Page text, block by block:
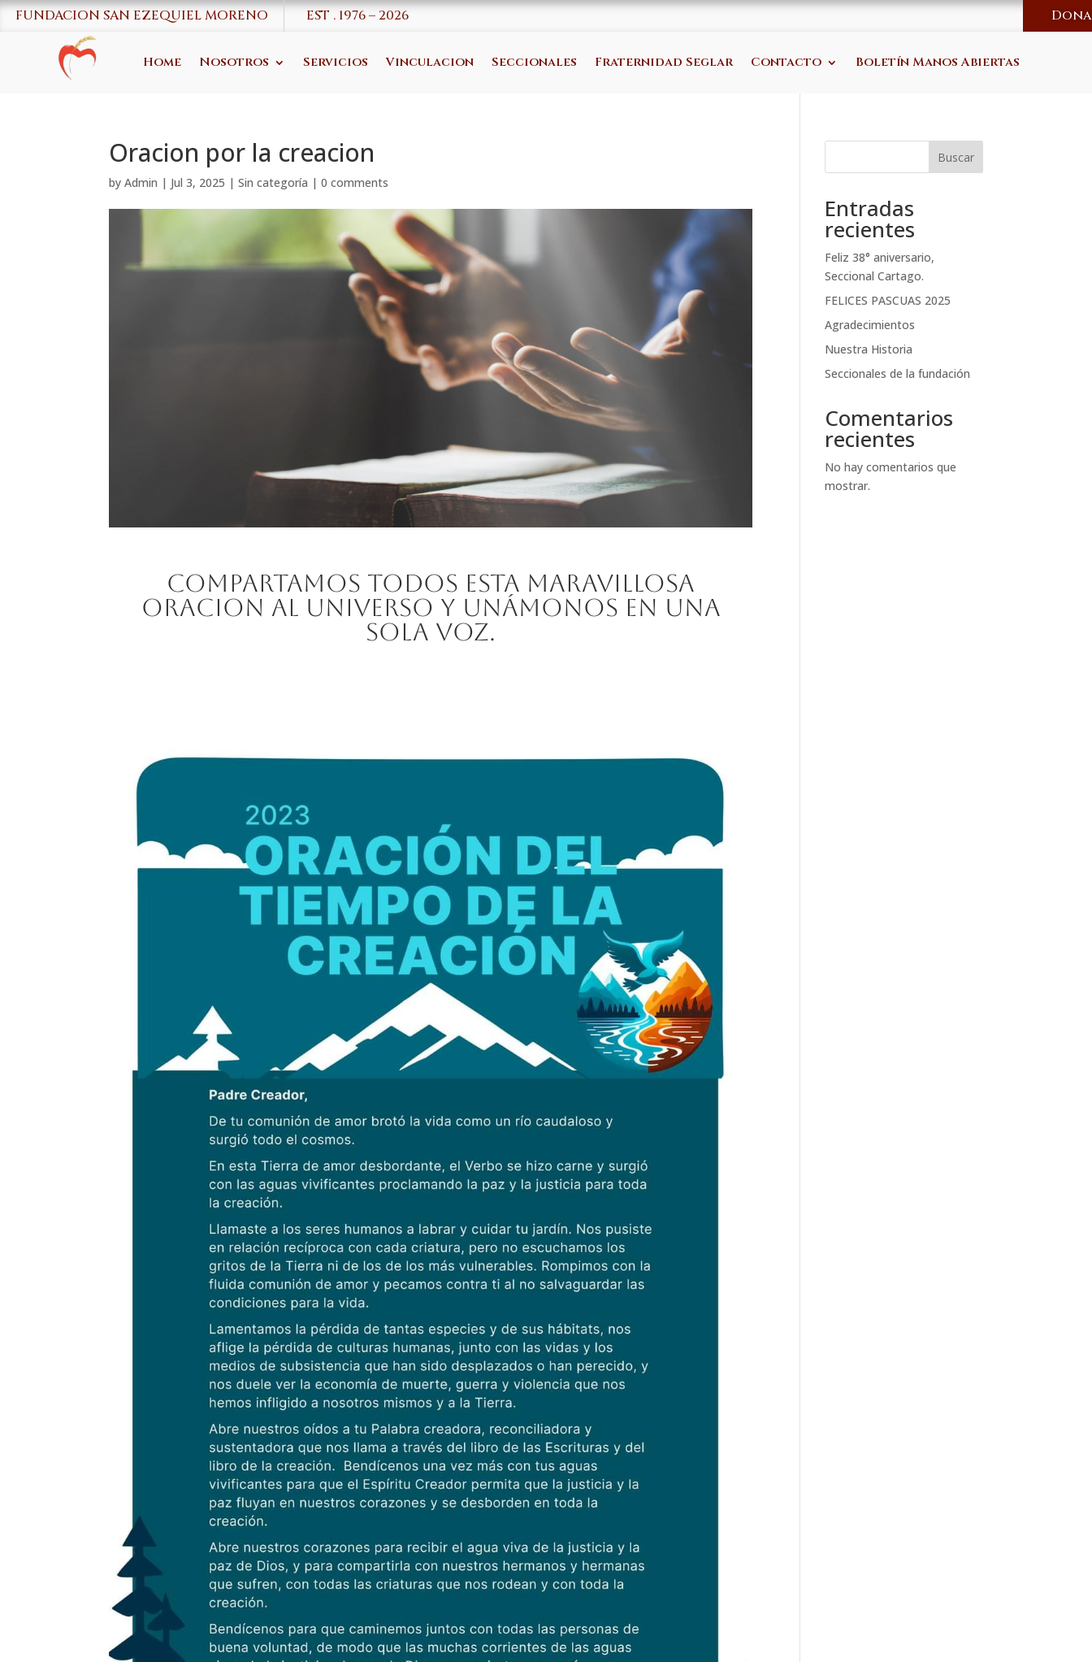
FUNDACION SAN EZEQUIEL MORENO EST . 1976 – 2026
Home Nosotros Servicios Vinculacion Seccionales Fraternidad Seglar Contacto Boletín Manos Abiertas
Oracion por la creacion
byAdmin | Jul 3, 2025 |Sin categoría |0 comments
Compartamos todos esta maravillosa
oracion al universo y unámonos en una
sola voz.
Buscar
Entradas
recientes
Feliz 38° aniversario,
Seccional Cartago.
FELICES PASCUAS 2025
Agradecimientos
Nuestra Historia
Seccionales de la fundación
Comentarios
recientes
No hay comentarios que
mostrar.